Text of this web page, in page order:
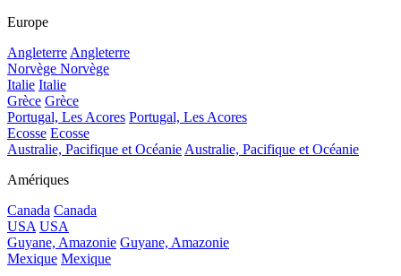
Europe
Angleterre Angleterre
Norvège Norvège
Italie Italie
Grèce Grèce
Portugal, Les Acores Portugal, Les Acores
Ecosse Ecosse
Australie, Pacifique et Océanie Australie, Pacifique et Océanie
Amériques
Canada Canada
USA USA
Guyane, Amazonie Guyane, Amazonie
Mexique Mexique